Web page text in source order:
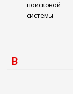
поисковой
системы
В